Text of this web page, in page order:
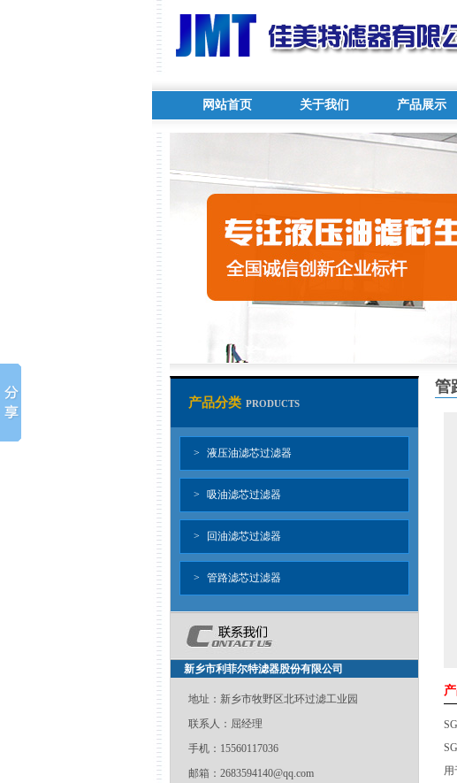
网站首页 关于我们 产品展示
产品分类 PRODUCTS
> 液压油滤芯过滤器
> 吸油滤芯过滤器
> 回油滤芯过滤器
> 管路滤芯过滤器
新乡市利菲尔特滤器股份有限公司
地址：新乡市牧野区北环过滤工业园
联系人：屈经理
手机： 15560117036
邮箱：2683594140@qq.com
管
用